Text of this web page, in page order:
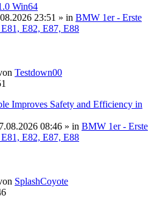
Win64
23:51 » in BMW 1er - Erste
E82, E87, E88
Testdown00
Improves Safety and Efficiency in
08:46 » in BMW 1er - Erste
E82, E87, E88
SplashCoyote